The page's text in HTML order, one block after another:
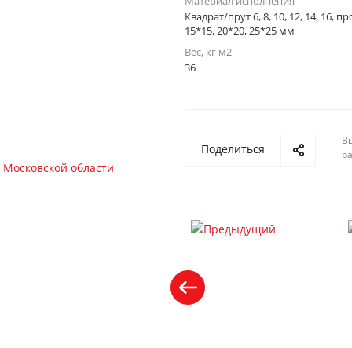
Квадрат/прут 6, 8, 10, 12, 14, 16,
15*15, 20*20, 25*25 мм
Вес, кг м2
36
Поделиться